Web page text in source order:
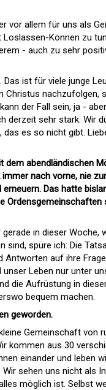
vor allem für uns als
Können zu
- auch zu sehr
ist für viele junge
nachzufolgen,
der Fall sein, ja -
derzeit sehr stark: Wir
es so nicht gibt.
dem abendländischen
nach vorne, nie
Das hatte
in dieser Woche,
spüre ich: Die
auf ihre
Leben nur unter
die Aufrüstung in
bequem machen.
geworden.
Gemeinschaft von
kommen aus 30
einander und leben
sehen uns nicht als
möglich ist. Selbst